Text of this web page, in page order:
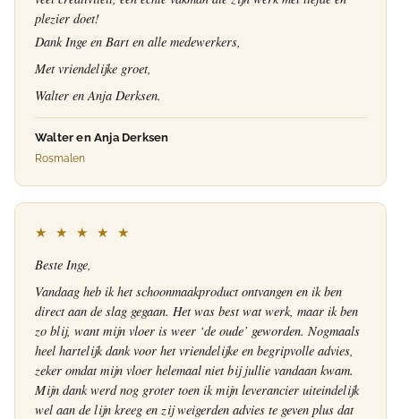
plezier doet!
Dank Inge en Bart en alle medewerkers,
Met vriendelijke groet,
Walter en Anja Derksen.
Walter en Anja Derksen
Rosmalen
★ ★ ★ ★ ★
Beste Inge,
Vandaag heb ik het schoonmaakproduct ontvangen en ik ben
direct aan de slag gegaan. Het was best wat werk, maar ik ben
zo blij, want mijn vloer is weer ‘de oude’ geworden. Nogmaals
heel hartelijk dank voor het vriendelijke en begripvolle advies,
zeker omdat mijn vloer helemaal niet bij jullie vandaan kwam.
Mijn dank werd nog groter toen ik mijn leverancier uiteindelijk
wel aan de lijn kreeg en zij weigerden advies te geven plus dat